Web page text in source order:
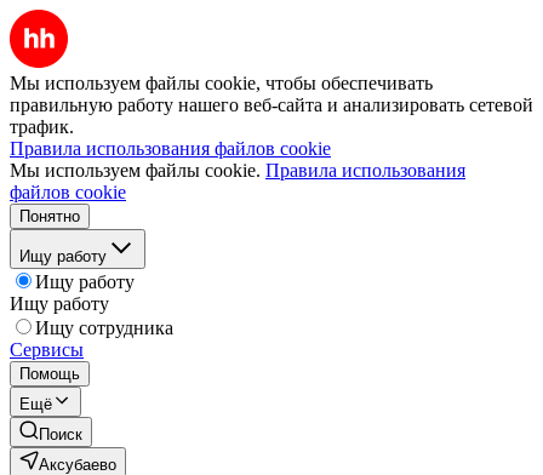
Мы используем файлы cookie, чтобы обеспечивать
правильную работу нашего веб-сайта и анализировать сетевой
трафик.
Правила использования файлов cookie
Мы используем файлы cookie. Правила использования
файлов cookie
Понятно
Ищу работу
Ищу работу
Ищу работу
Ищу сотрудника
Сервисы
Помощь
Ещё
Поиск
Аксубаево